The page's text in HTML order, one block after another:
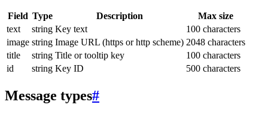
Field Type Description
Max size
text
string Key text
100 characters
image string Image URL (https or http scheme) 2048 characters
title
string Title or tooltip key
100 characters
id
string Key ID 500 characters
Message types#